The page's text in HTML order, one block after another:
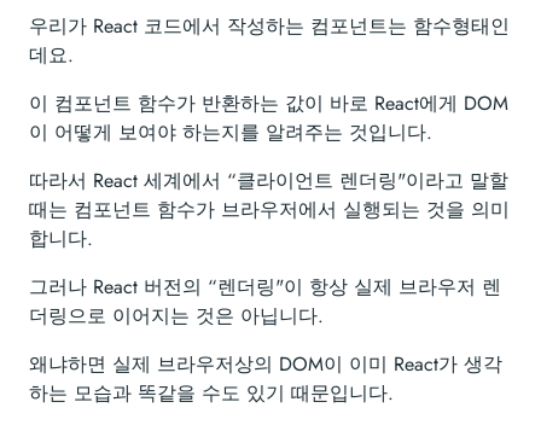
우리가 React 코드에서 작성하는 컴포넌트는 함수형태인
데요.
이 컴포넌트 함수가 반환하는 값이 바로 React에게 DOM
이 어떻게 보여야 하는지를 알려주는 것입니다.
따라서 React 세계에서 “클라이언트 렌더링"이라고 말할
때는 컴포넌트 함수가 브라우저에서 실행되는 것을 의미
합니다.
그러나 React 버전의 “렌더링"이 항상 실제 브라우저 렌
더링으로 이어지는 것은 아닙니다.
왜냐하면 실제 브라우저상의 DOM이 이미 React가 생각
하는 모습과 똑같을 수도 있기 때문입니다.